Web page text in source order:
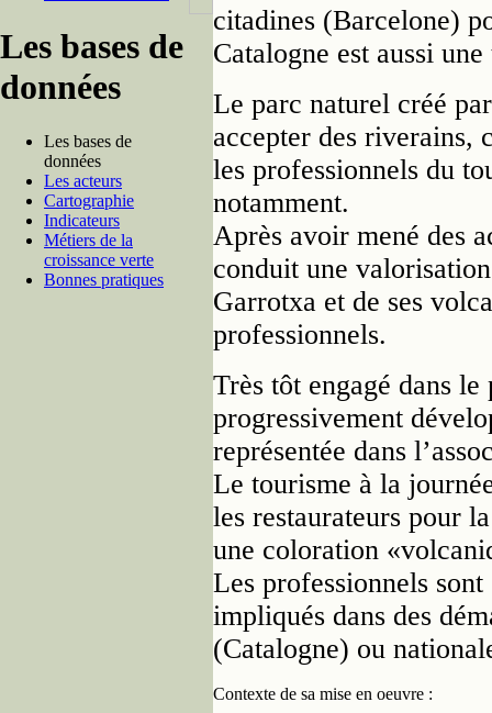
Les bases de
données
Les bases de
données
Les acteurs
Cartographie
Indicateurs
Métiers de la
croissance verte
Bonnes pratiques
citadines (Barcelone)
Catalogne est aussi
Le parc naturel créé
accepter des riverains,
les professionnels du
notamment.
Après avoir mené des
conduit une
Garrotxa et de ses
professionnels.
Très tôt engagé dans
progressivement
représentée dans
Le tourisme à la
les restaurateurs pour
une coloration
Les professionnels
impliqués dans des
(Catalogne) ou
Contexte de sa mise en oeuvre :